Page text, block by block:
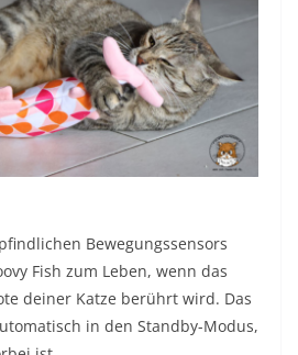
Bewegungssensors
Fish zum Leben, wenn das
deiner Katze berührt wird. Das
in den Standby-Modus,